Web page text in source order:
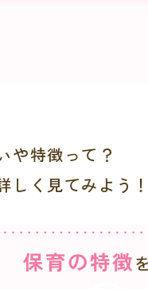
や特徴って？
しく見てみよう